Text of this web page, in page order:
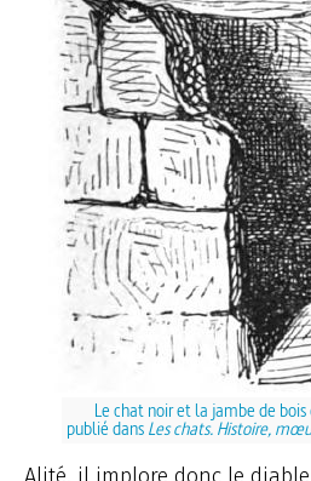
Le chat noir et la jambe de
publié dans Les chats. Histoire,